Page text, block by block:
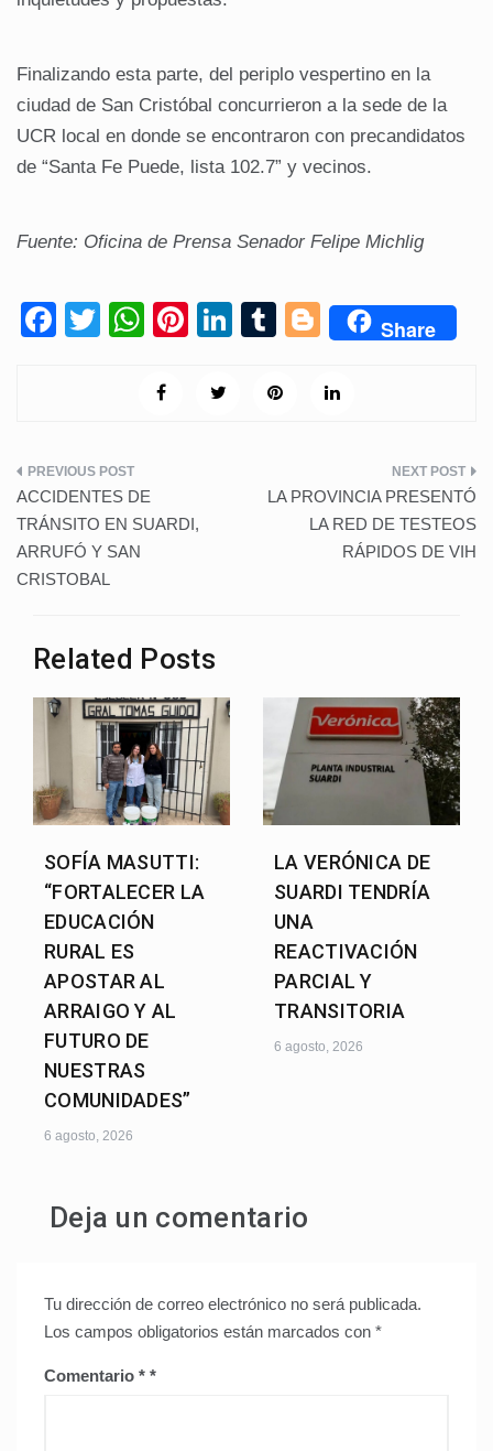
Finalizando esta parte, del periplo vespertino en la
ciudad de San Cristóbal concurrieron a la sede de la
UCR local en donde se encontraron con precandidatos
de “Santa Fe Puede, lista 102.7” y vecinos.
Fuente: Oficina de Prensa Senador Felipe Michlig
F
b
o
o
k
T
W
at
p
p
Pi
er
Li
T
m
Bl
g
Share
Navegación
de
entradas
ACCIDENTES DE
TRÁNSITO EN SUARDI,
ARRUFÓ Y SAN
CRISTOBAL
LA PROVINCIA PRESENTÓ
LA RED DE TESTEOS
RÁPIDOS DE VIH
Related Posts
SOFÍA MASUTTI:
“FORTALECER LA
EDUCACIÓN
RURAL ES
APOSTAR AL
ARRAIGO Y AL
FUTURO DE
NUESTRAS
COMUNIDADES”
6 agosto, 2026
LA VERÓNICA DE
SUARDI TENDRÍA
UNA
REACTIVACIÓN
PARCIAL Y
TRANSITORIA
6 agosto, 2026
Deja un comentario
Tu dirección de correo electrónico no será publicada.
Los campos obligatorios están marcados con *
Comentario *